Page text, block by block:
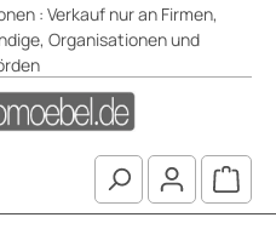
: Verkauf nur an Firmen,
Organisationen und